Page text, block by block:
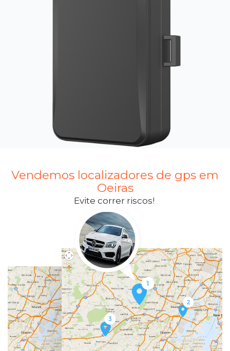
Vendemos localizadores de gps em
Oeiras
Evite correr riscos!